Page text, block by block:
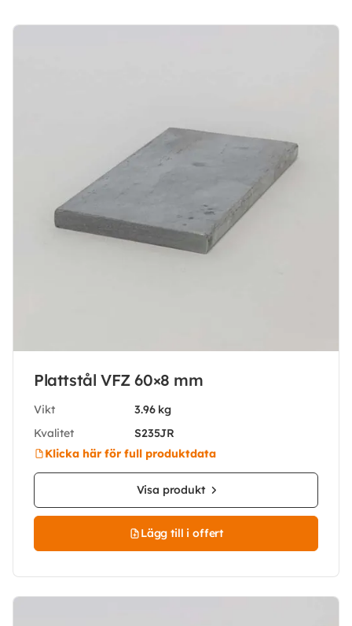
Plattstål VFZ 60×8 mm
Vikt
3.96 kg
Kvalitet
S235JR
Klicka här för full produktdata
Visa produkt
Lägg till i offert